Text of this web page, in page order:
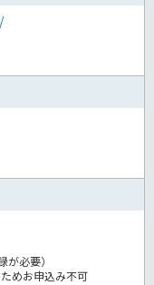
必要）
めお申込み不可